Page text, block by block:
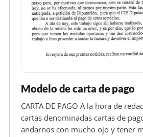
Modelo de carta de pago
CARTA DE PAGO A la hora de
cartas denominadas cartas de
andarnos con mucho ojo y tener